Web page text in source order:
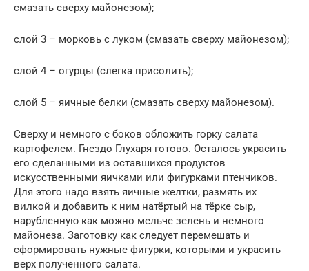
смазать сверху майонезом);
слой 3 – морковь с луком (смазать сверху майонезом);
слой 4 – огурцы (слегка присолить);
слой 5 – яичные белки (смазать сверху майонезом).
Сверху и немного с боков обложить горку салата
картофелем. Гнездо Глухаря готово. Осталось украсить
его сделанными из оставшихся продуктов
искусственными яичками или фигурками птенчиков.
Для этого надо взять яичные желтки, размять их
вилкой и добавить к ним натёртый на тёрке сыр,
нарубленную как можно мельче зелень и немного
майонеза. Заготовку как следует перемешать и
сформировать нужные фигурки, которыми и украсить
верх полученного салата.